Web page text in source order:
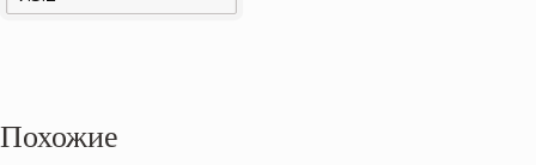
Похожие